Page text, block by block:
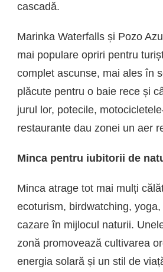
cascadă.
Marinka Waterfalls și Pozo
mai populare opriri pentru
complet ascunse, mai ales în
plăcute pentru o baie rece și
jurul lor, potecile,
restaurante dau zonei un aer
Minca pentru iubitorii de
Minca atrage tot mai mulți
ecoturism, birdwatching,
cazare în mijlocul naturii.
zonă promovează cultivarea
energia solară și un stil de